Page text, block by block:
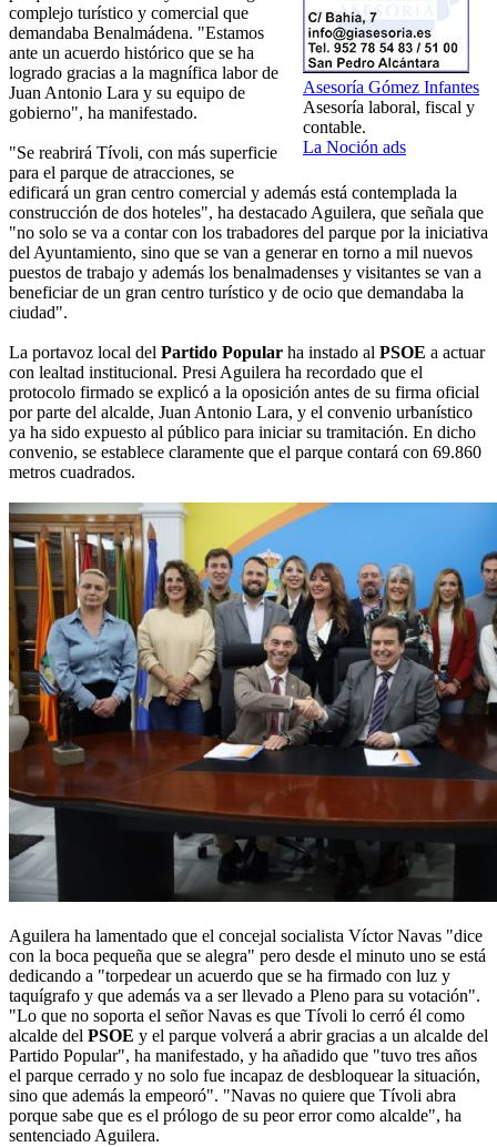
Asesoría Gómez Infantes
Asesoría laboral, fiscal y
contable.
La Noción ads
complejo turístico y comercial que
demandaba Benalmádena. "Estamos
ante un acuerdo histórico que se ha
logrado gracias a la magnífica labor de
Juan Antonio Lara y su equipo de
gobierno", ha manifestado.
"Se reabrirá Tívoli, con más superficie
para el parque de atracciones, se
edificará un gran centro comercial y además está contemplada la
construcción de dos hoteles", ha destacado Aguilera, que señala que
"no solo se va a contar con los trabadores del parque por la iniciativa
del Ayuntamiento, sino que se van a generar en torno a mil nuevos
puestos de trabajo y además los benalmadenses y visitantes se van a
beneficiar de un gran centro turístico y de ocio que demandaba la
ciudad".
La portavoz local del Partido Popular ha instado al PSOE a actuar
con lealtad institucional. Presi Aguilera ha recordado que el
protocolo firmado se explicó a la oposición antes de su firma oficial
por parte del alcalde, Juan Antonio Lara, y el convenio urbanístico
ya ha sido expuesto al público para iniciar su tramitación. En dicho
convenio, se establece claramente que el parque contará con 69.860
metros cuadrados.
Aguilera ha lamentado que el concejal socialista Víctor Navas "dice
con la boca pequeña que se alegra" pero desde el minuto uno se está
dedicando a "torpedear un acuerdo que se ha firmado con luz y
taquígrafo y que además va a ser llevado a Pleno para su votación".
"Lo que no soporta el señor Navas es que Tívoli lo cerró él como
alcalde del PSOE y el parque volverá a abrir gracias a un alcalde del
Partido Popular", ha manifestado, y ha añadido que "tuvo tres años
el parque cerrado y no solo fue incapaz de desbloquear la situación,
sino que además la empeoró". "Navas no quiere que Tívoli abra
porque sabe que es el prólogo de su peor error como alcalde", ha
sentenciado Aguilera.